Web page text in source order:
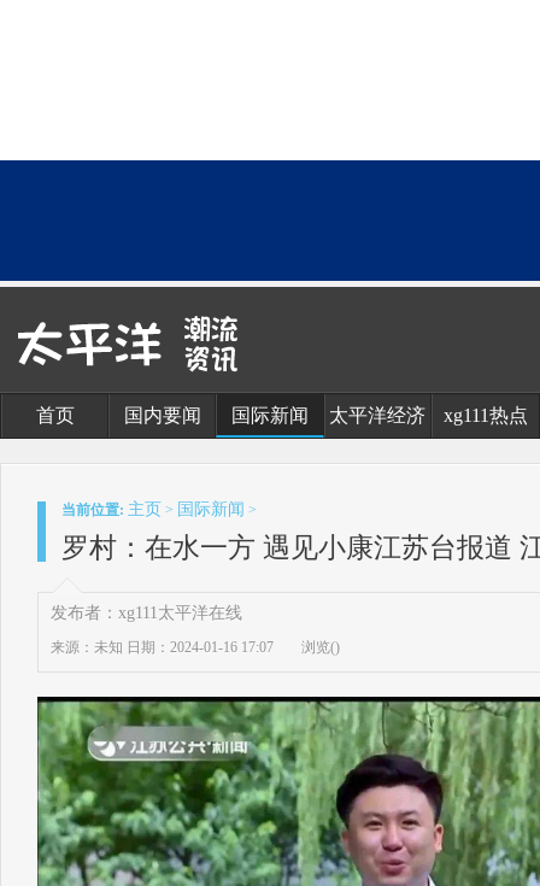
首页 国内要闻 国际新闻 太平洋经济 xg111热点
当前位置: 主页 > 国际新闻 >
罗村：在水一方 遇见小康江苏台报道
发布者：xg111太平洋在线
来源：未知 日期：2024-01-16 17:07 浏览()